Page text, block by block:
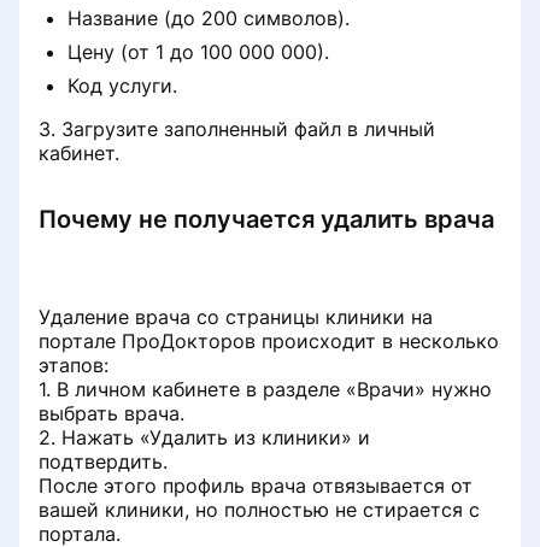
Название (до 200 символов).
Цену (от 1 до 100 000 000).
Код услуги.
3. Загрузите заполненный файл в личный
кабинет.
Почему не получается удалить врача
Удаление врача со страницы клиники на
портале ПроДокторов происходит в несколько
этапов:
1. В личном кабинете в разделе «Врачи» нужно
выбрать врача.
2. Нажать «Удалить из клиники» и
подтвердить.
После этого профиль врача отвязывается от
вашей клиники, но полностью не стирается с
портала.